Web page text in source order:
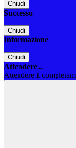
Chiudi
Successo
Chiudi
Informazione
Chiudi
Attendere...
Attendere il